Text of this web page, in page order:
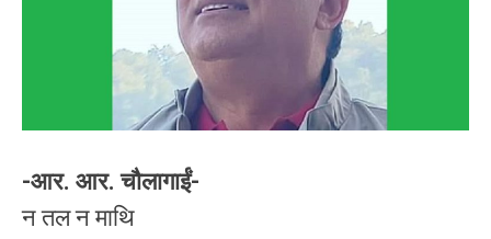
-आर. आर. चौलागाईं-
न तल न माथि